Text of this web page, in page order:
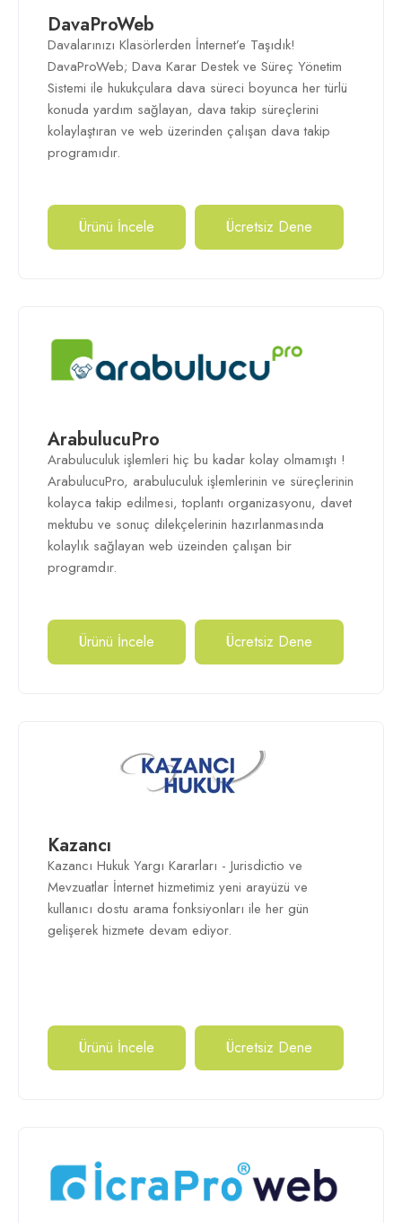
DavaProWeb
Davalarınızı Klasörlerden İnternet’e Taşıdık!
DavaProWeb; Dava Karar Destek ve Süreç Yönetim
Sistemi ile hukukçulara dava süreci boyunca her türlü
konuda yardım sağlayan, dava takip süreçlerini
kolaylaştıran ve web üzerinden çalışan dava takip
programıdır.
Ürünü İncele Ücretsiz Dene
ArabulucuPro
Arabuluculuk işlemleri hiç bu kadar kolay olmamıştı !
ArabulucuPro, arabuluculuk işlemlerinin ve süreçlerinin
kolayca takip edilmesi, toplantı organizasyonu, davet
mektubu ve sonuç dilekçelerinin hazırlanmasında
kolaylık sağlayan web üzeinden çalışan bir
programdır.
Ürünü İncele Ücretsiz Dene
Kazancı
Kazancı Hukuk Yargı Kararları - Jurisdictio ve
Mevzuatlar İnternet hizmetimiz yeni arayüzü ve
kullanıcı dostu arama fonksiyonları ile her gün
gelişerek hizmete devam ediyor.
Ürünü İncele Ücretsiz Dene